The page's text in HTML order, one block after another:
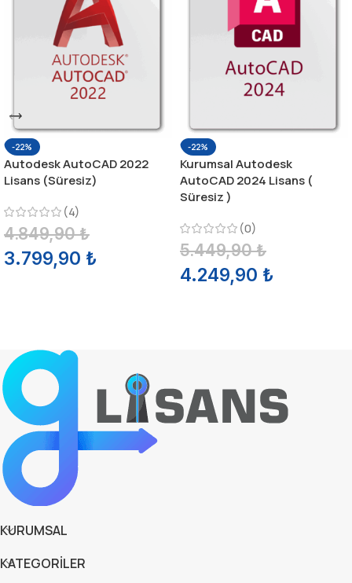
-22%
Autodesk AutoCAD 2022
Lisans (Süresiz)
(4)
4.849,90₺
3.799,90 ₺
-22%
Kurumsal Autodesk
AutoCAD 2024 Lisans (
Süresiz )
(0)
5.449,90₺
4.249,90 ₺
KURUMSAL
KATEGORİLER